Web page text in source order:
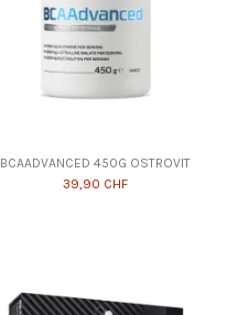
BCAADVANCED 450G OSTROVIT
39,90 CHF